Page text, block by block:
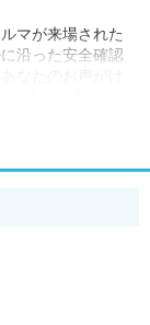
マが来場された
沿った安全確認
なたのお声がけ
きるお仕事で
から始めます。
研修をしていき
も出来ますし、
して業務を習得